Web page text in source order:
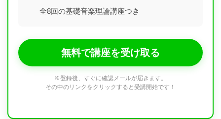
全8回の基礎音楽理論講座つき
無料で講座を受け取る
※登録後、すぐに確認メールが届きます。
その中のリンクをクリックすると受講開始です！